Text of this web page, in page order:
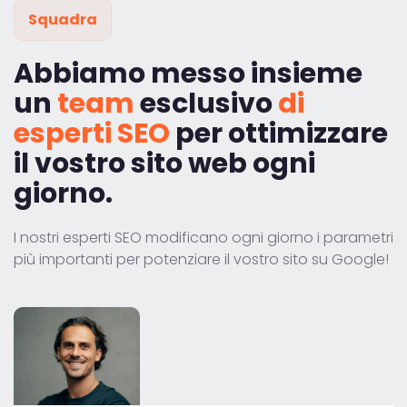
Squadra
Abbiamo messo insieme
un teamesclusivodi
esperti SEO per ottimizzare
il vostro sito web ogni
giorno.
I nostri esperti SEO modificano ogni giorno i parametri
più importanti per potenziare il vostro sito su Google!